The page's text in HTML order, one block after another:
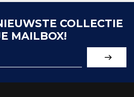
COLLECTIE
MAILBOX!